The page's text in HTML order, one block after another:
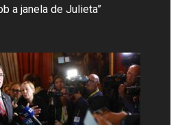
a janela de Julieta”